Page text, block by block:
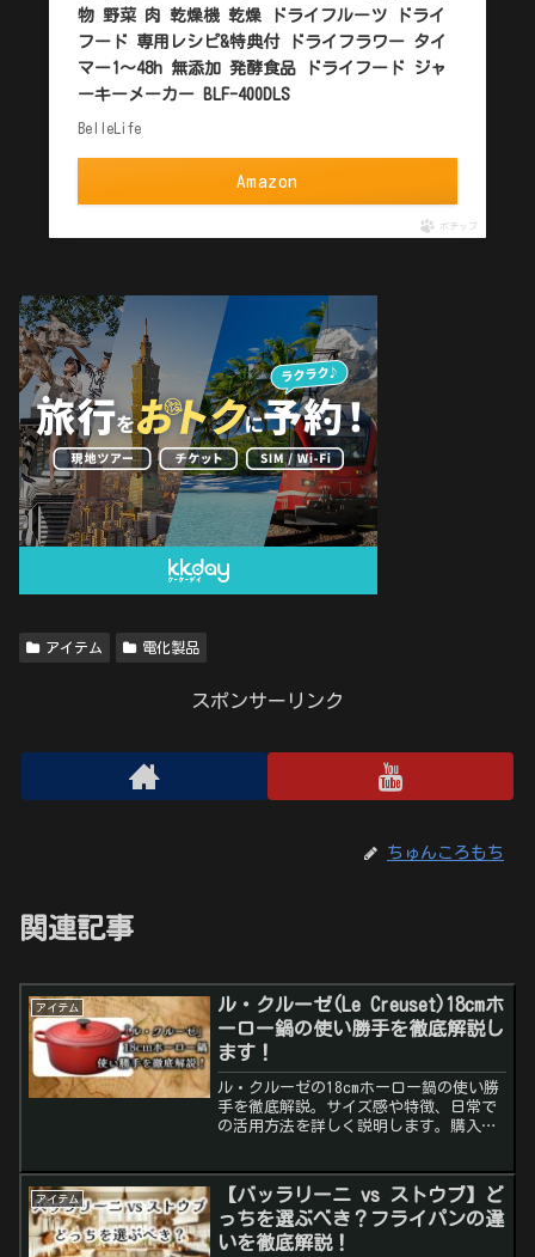
物 野菜 肉 乾燥機 乾燥 ドライフルーツ ドライ
フード 専用レシピ&特典付 ドライフラワー タイ
マー1〜48h 無添加 発酵食品 ドライフード ジャ
ーキーメーカー BLF-400DLS
BelleLife
Amazon
ポチップ
アイテム 電化製品
スポンサーリンク
ちゅんころもち
関連記事
アイテム
ル・クルーゼ(Le Creuset)18cmホ
ーロー鍋の使い勝手を徹底解説し
ます！
ル・クルーゼの18cmホーロー鍋の使い勝
手を徹底解説。サイズ感や特徴、日常で
の活用方法を詳しく説明します。購入を
アイテム
【バッラリーニ vs ストウブ】ど
っちを選ぶべき？フライパンの違
いを徹底解説！